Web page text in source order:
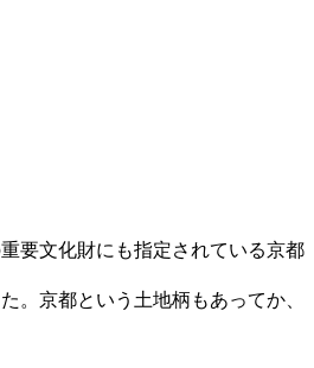
要文化財にも指定されている京都
。京都という土地柄もあってか、